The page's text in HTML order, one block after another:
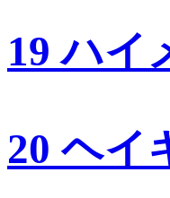
19 ハイ
20 ヘイ